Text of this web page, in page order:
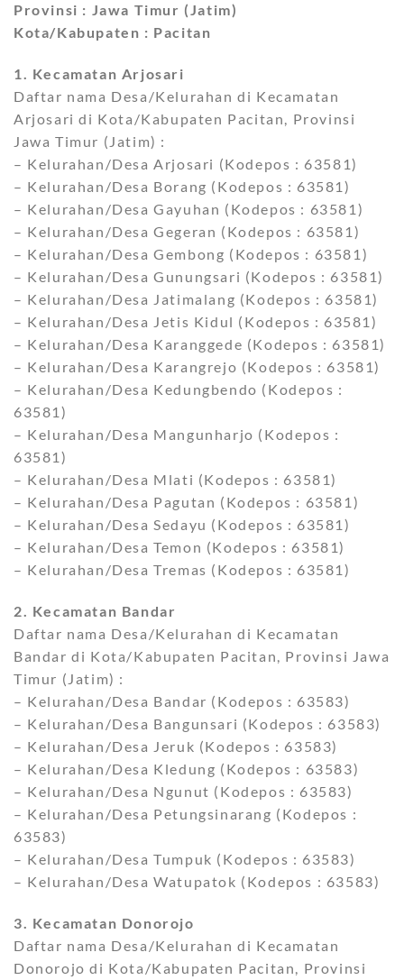
Provinsi : Jawa Timur (Jatim)
Kota/Kabupaten : Pacitan
1. Kecamatan Arjosari
Daftar nama Desa/Kelurahan di Kecamatan
Arjosari di Kota/Kabupaten Pacitan, Provinsi
Jawa Timur (Jatim) :
– Kelurahan/Desa Arjosari (Kodepos : 63581)
– Kelurahan/Desa Borang (Kodepos : 63581)
– Kelurahan/Desa Gayuhan (Kodepos : 63581)
– Kelurahan/Desa Gegeran (Kodepos : 63581)
– Kelurahan/Desa Gembong (Kodepos : 63581)
– Kelurahan/Desa Gunungsari (Kodepos : 63581)
– Kelurahan/Desa Jatimalang (Kodepos : 63581)
– Kelurahan/Desa Jetis Kidul (Kodepos : 63581)
– Kelurahan/Desa Karanggede (Kodepos : 63581)
– Kelurahan/Desa Karangrejo (Kodepos : 63581)
– Kelurahan/Desa Kedungbendo (Kodepos :
63581)
– Kelurahan/Desa Mangunharjo (Kodepos :
63581)
– Kelurahan/Desa Mlati (Kodepos : 63581)
– Kelurahan/Desa Pagutan (Kodepos : 63581)
– Kelurahan/Desa Sedayu (Kodepos : 63581)
– Kelurahan/Desa Temon (Kodepos : 63581)
– Kelurahan/Desa Tremas (Kodepos : 63581)
2. Kecamatan Bandar
Daftar nama Desa/Kelurahan di Kecamatan
Bandar di Kota/Kabupaten Pacitan, Provinsi Jawa
Timur (Jatim) :
– Kelurahan/Desa Bandar (Kodepos : 63583)
– Kelurahan/Desa Bangunsari (Kodepos : 63583)
– Kelurahan/Desa Jeruk (Kodepos : 63583)
– Kelurahan/Desa Kledung (Kodepos : 63583)
– Kelurahan/Desa Ngunut (Kodepos : 63583)
– Kelurahan/Desa Petungsinarang (Kodepos :
63583)
– Kelurahan/Desa Tumpuk (Kodepos : 63583)
– Kelurahan/Desa Watupatok (Kodepos : 63583)
3. Kecamatan Donorojo
Daftar nama Desa/Kelurahan di Kecamatan
Donorojo di Kota/Kabupaten Pacitan, Provinsi